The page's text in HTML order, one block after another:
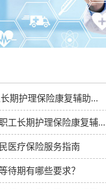
期护理保险康复辅助...
工长期护理保险康复辅...
医疗保险服务指南
待期有哪些要求？